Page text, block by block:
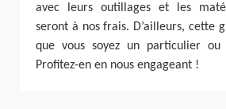
avec leurs outillages et les
seront à nos frais. D’ailleurs, cette
que vous soyez un particulier ou
Profitez-en en nous engageant !